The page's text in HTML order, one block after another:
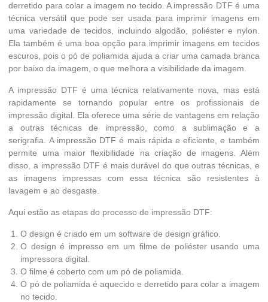
derretido para colar a imagem no tecido. A impressão DTF é uma
técnica versátil que pode ser usada para imprimir imagens em
uma variedade de tecidos, incluindo algodão, poliéster e nylon.
Ela também é uma boa opção para imprimir imagens em tecidos
escuros, pois o pó de poliamida ajuda a criar uma camada branca
por baixo da imagem, o que melhora a visibilidade da imagem.
A impressão DTF é uma técnica relativamente nova, mas está
rapidamente se tornando popular entre os profissionais de
impressão digital. Ela oferece uma série de vantagens em relação
a outras técnicas de impressão, como a sublimação e a
serigrafia. A impressão DTF é mais rápida e eficiente, e também
permite uma maior flexibilidade na criação de imagens. Além
disso, a impressão DTF é mais durável do que outras técnicas, e
as imagens impressas com essa técnica são resistentes à
lavagem e ao desgaste.
Aqui estão as etapas do processo de impressão DTF:
O design é criado em um software de design gráfico.
O design é impresso em um filme de poliéster usando uma
impressora digital.
O filme é coberto com um pó de poliamida.
O pó de poliamida é aquecido e derretido para colar a imagem
no tecido.